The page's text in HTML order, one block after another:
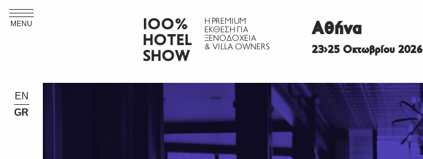
MENU
ΙΟΟ%
HOTEL
SHOW
Η PREMIUM
ΕΚΘΕΣΗ ΓΙΑ
ΞΕΝΟΔΟΧΕΙΑ
& VILLA OWNERS
Αθήνα
23>25 Οκτωβρίου 2026
EN
GR